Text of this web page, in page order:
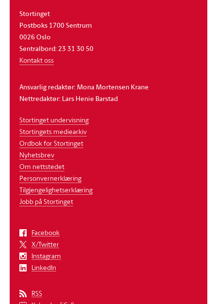
Stortinget
Postboks 1700 Sentrum
0026 Oslo
Sentralbord: 23 31 30 50
Kontakt oss
Ansvarlig redaktør: Mona Mortensen Krane
Nettredaktør: Lars Henie Barstad
Stortinget undervisning
Stortingets mediearkiv
Ordbok for Stortinget
Nyhetsbrev
Om nettstedet
Personvernerklæring
Tilgjengelighetserklæring
Jobb på Stortinget
Facebook
X/Twitter
Instagram
LinkedIn
RSS